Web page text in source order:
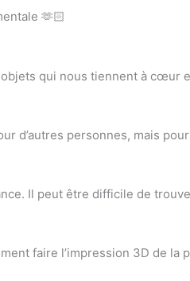
🫶🏻
qui nous tiennent à cœur
d’autres personnes, mais
Il peut être difficile de
faire l’impression 3D de la